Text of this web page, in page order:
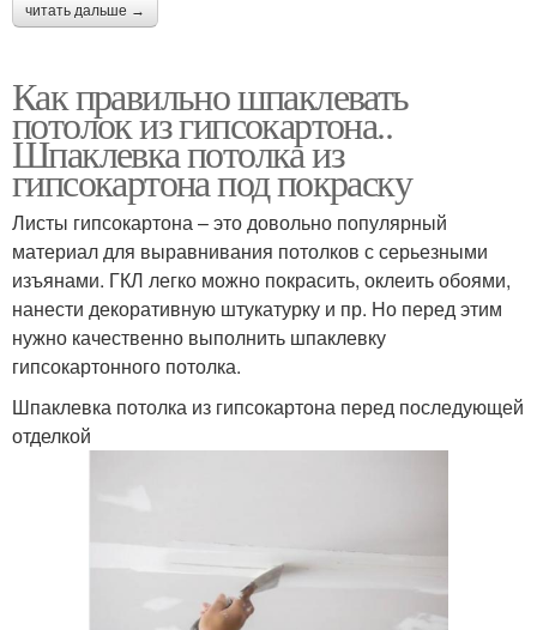
читать дальше →
Как правильно шпаклевать
потолок из гипсокартона..
Шпаклевка потолка из
гипсокартона под покраску
Листы гипсокартона – это довольно популярный
материал для выравнивания потолков с серьезными
изъянами. ГКЛ легко можно покрасить, оклеить обоями,
нанести декоративную штукатурку и пр. Но перед этим
нужно качественно выполнить шпаклевку
гипсокартонного потолка.
Шпаклевка потолка из гипсокартона перед последующей
отделкой